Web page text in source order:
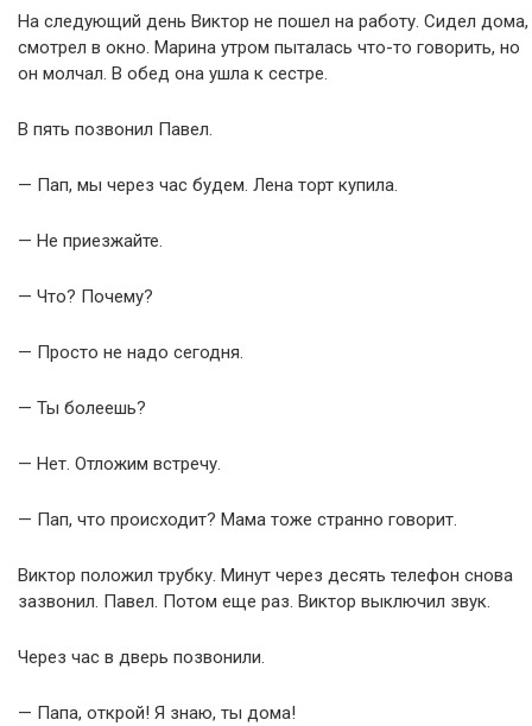
На следующий день Виктор не пошел на работу. Сидел дома,
смотрел в окно. Марина утром пыталась что-то говорить, но
он молчал. В обед она ушла к сестре.
В пять позвонил Павел.
— Пап, мы через час будем. Лена торт купила.
— Не приезжайте.
— Что? Почему?
— Просто не надо сегодня.
— Ты болеешь?
— Нет. Отложим встречу.
— Пап, что происходит? Мама тоже странно говорит.
Виктор положил трубку. Минут через десять телефон снова
зазвонил. Павел. Потом еще раз. Виктор выключил звук.
Через час в дверь позвонили.
— Папа, открой! Я знаю, ты дома!